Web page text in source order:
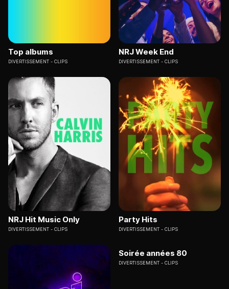
Top albums
DIVERTISSEMENT CLIPS
NRJ Week End
DIVERTISSEMENT CLIPS
NRJ Hit Music Only
DIVERTISSEMENT CLIPS
Party Hits
DIVERTISSEMENT CLIPS
Soirée années 80
DIVERTISSEMENT CLIPS